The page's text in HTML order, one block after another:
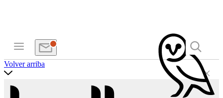
Volver arriba